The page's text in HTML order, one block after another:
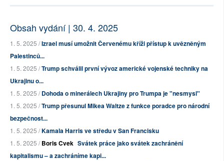
Obsah vydání | 30. 4. 2025
1. 5. 2025 /Izrael musí umožnit Červenému kříži přístup k uvězněným
Palestinců...
1. 5. 2025 /Trump schválil první vývoz americké vojenské techniky na
Ukrajinu o...
1. 5. 2025 /Dohoda o minerálech Ukrajiny pro Trumpa je "nesmysl"
1. 5. 2025 /Trump přesunul Mikea Waltze z funkce poradce pro národní
bezpečnost...
1. 5. 2025 /Kamala Harris ve středu v San Francisku
1. 5. 2025 /Boris Cvek Svátek práce jako svátek zachránění
kapitalismu – a zachráníme kapi...